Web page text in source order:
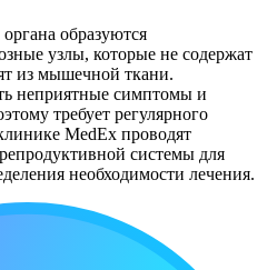
образуются
узлы, которые не содержат
из мышечной ткани.
неприятные симптомы и
требует регулярного
MedEx проводят
системы для
необходимости лечения.